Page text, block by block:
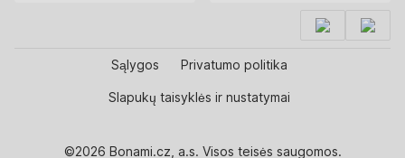
Sąlygos Privatumo politika
Slapukų taisyklės ir nustatymai
©2026 Bonami.cz, a.s. Visos teisės saugomos.